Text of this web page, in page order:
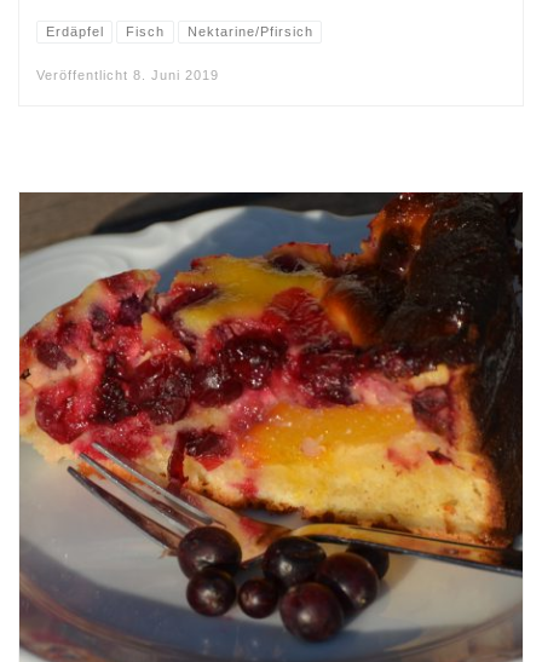
Erdäpfel Fisch Nektarine/Pfirsich
Veröffentlicht 8. Juni 2019